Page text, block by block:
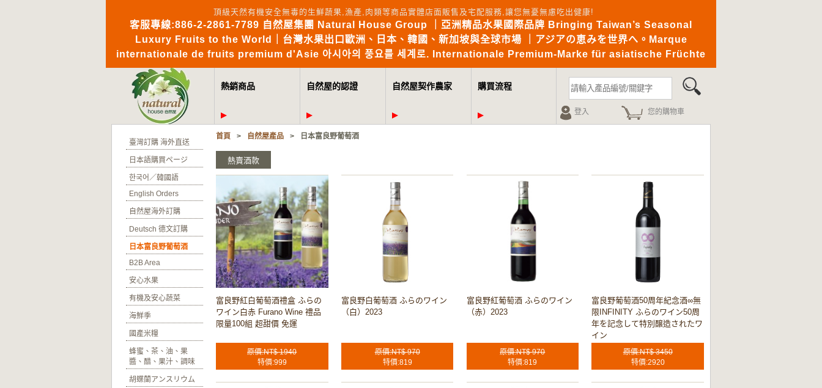
頂級天然有機安全無毒的生鮮蔬果,漁產,肉類等商品實體店面販售及宅配服務,讓您無憂無慮吃出健康!
客服專線:886-2-2861-7789 自然屋集團 Natural House Group ｜亞洲精品水果國際品牌 Bringing Taiwan’s Seasonal
Luxury Fruits to the World｜台灣水果出口歐洲、日本、韓國、新加坡與全球市場 ｜アジアの恵みを世界へ。Marque
internationale de fruits premium d'Asie 아시아의 풍요를 세계로. Internationale Premium-Marke für asiatische Früchte
熱銷商品 自然屋的認證 自然屋契作農家 購買流程
您的購物車
登入
臺灣訂購 海外直送
日本語購買ページ
한국어／韓國語
English Orders
自然屋海外訂購
Deutsch 德文訂購
日本富良野葡萄酒
B2B Area
安心水果
有機及安心蔬菜
海鮮季
國產米糧
蜂蜜、茶、油、果
醬、醋、果汁、調味
胡蝶蘭アンスリウム
首頁 > 自然屋產品 > 日本富良野葡萄酒
熱賣酒款
富良野紅白葡萄酒禮盒 ふらの
ワイン白赤 Furano Wine 禮品
限量100組 超甜價 免運
原價:NT$ 1940
特價:999
富良野白葡萄酒 ふらのワイン
（白）2023
原價:NT$ 970
特價:819
富良野紅葡萄酒 ふらのワイン
（赤）2023
原價:NT$ 970
特價:819
富良野葡萄酒50周年紀念酒∞無
限INFINITY ふらのワイン50周
年を記念して特別醸造されたワ
イン
原價:NT$ 3450
特價:2920